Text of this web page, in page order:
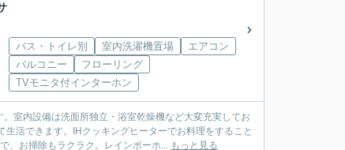
バス・トイレ別 室内洗濯機置場
エアコン
バルコニー
フローリング
TVモニタ付インターホン
室内設備は洗面所独立・浴室乾燥機など大変充実してお
活できます。IHクッキングヒーターでお料理をすること
、お掃除もラクラク。レインボーホ... もっと見る